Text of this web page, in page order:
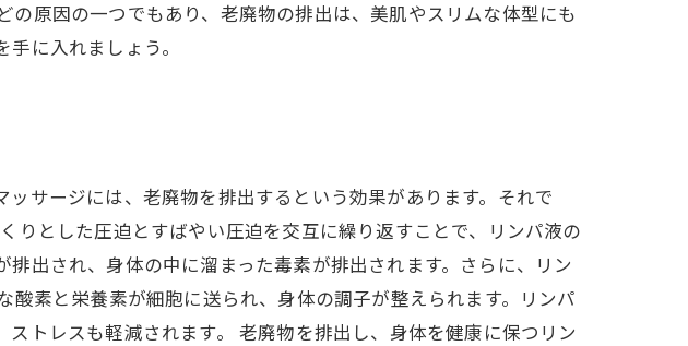
原因の一つでもあり、老廃物の排出は、美肌やスリムな体型にも
に入れましょう。
サージには、老廃物を排出するという効果があります。それで
りとした圧迫とすばやい圧迫を交互に繰り返すことで、リンパ液の
出され、身体の中に溜まった毒素が排出されます。さらに、リン
素と栄養素が細胞に送られ、身体の調子が整えられます。リンパ
トレスも軽減されます。 老廃物を排出し、身体を健康に保つリン